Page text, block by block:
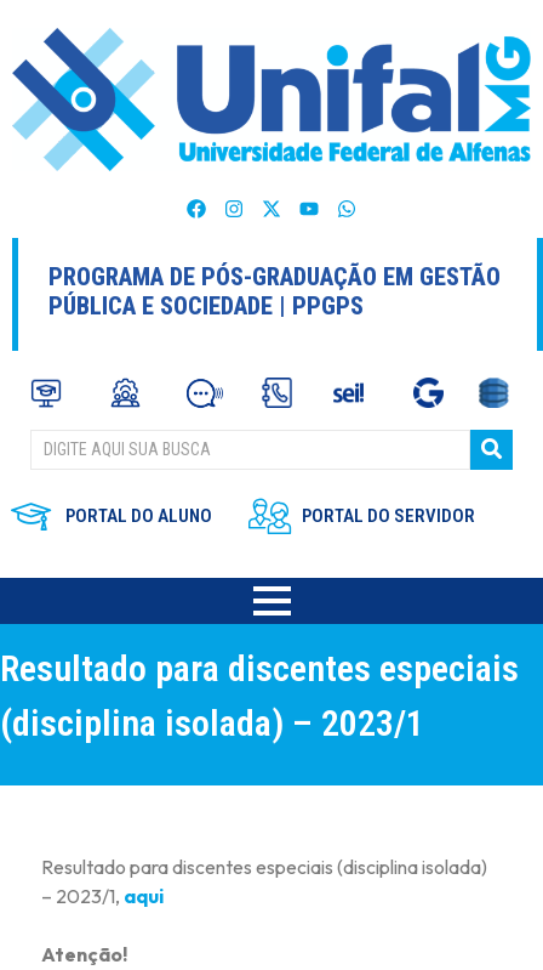
PROGRAMA DE PÓS-GRADUAÇÃO EM GESTÃO
PÚBLICA E SOCIEDADE | PPGPS
PORTAL DO ALUNO PORTAL DO SERVIDOR
Resultado para discentes especiais
(disciplina isolada) – 2023/1
Resultado para discentes especiais (disciplina isolada)
– 2023/1, aqui
Atenção!